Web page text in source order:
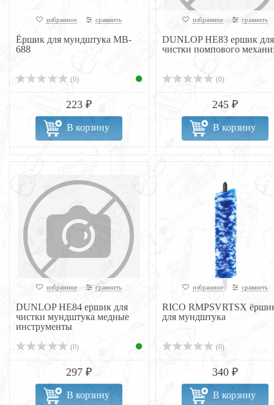
избранное сравнить
Ёршик для мундштука MB-
688
(0)
223 ₽
В корзину
избранное сравнить
DUNLOP НЕ83 ершик для
чистки помпового
(0)
245 ₽
В корзину
избранное сравнить
DUNLOP НЕ84 ершик для
чистки мундштука медные
инструменты
(0)
297 ₽
В корзину
избранное сравнить
RICO RMPSVRTSX
для мундштука
(0)
340 ₽
В корзину